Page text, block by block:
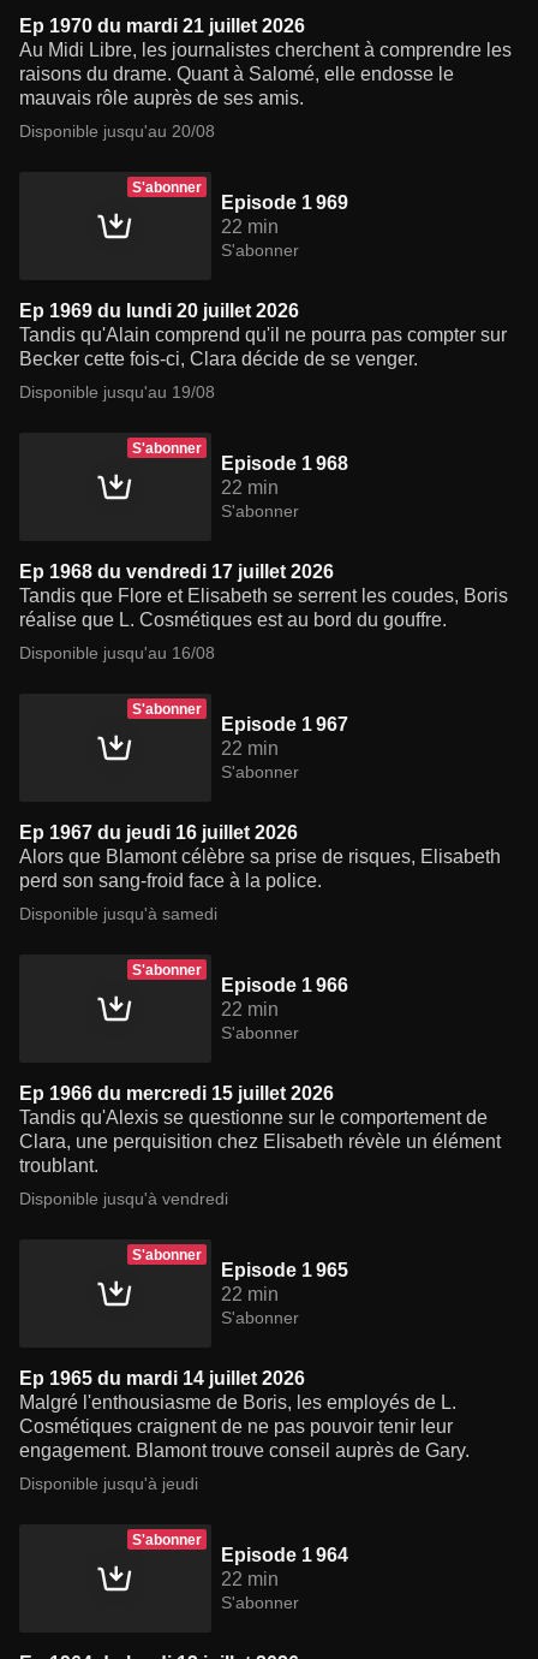
Ep 1970 du mardi 21 juillet 2026
Au Midi Libre, les journalistes cherchent à comprendre les
raisons du drame. Quant à Salomé, elle endosse le
mauvais rôle auprès de ses amis.
Disponible jusqu'au 20/08
S'abonner
Episode 1 969
22 min
S'abonner
Ep 1969 du lundi 20 juillet 2026
Tandis qu'Alain comprend qu'il ne pourra pas compter sur
Becker cette fois-ci, Clara décide de se venger.
Disponible jusqu'au 19/08
S'abonner
Episode 1 968
22 min
S'abonner
Ep 1968 du vendredi 17 juillet 2026
Tandis que Flore et Elisabeth se serrent les coudes, Boris
réalise que L. Cosmétiques est au bord du gouffre.
Disponible jusqu'au 16/08
S'abonner
Episode 1 967
22 min
S'abonner
Ep 1967 du jeudi 16 juillet 2026
Alors que Blamont célèbre sa prise de risques, Elisabeth
perd son sang-froid face à la police.
Disponible jusqu'à samedi
S'abonner
Episode 1 966
22 min
S'abonner
Ep 1966 du mercredi 15 juillet 2026
Tandis qu'Alexis se questionne sur le comportement de
Clara, une perquisition chez Elisabeth révèle un élément
troublant.
Disponible jusqu'à vendredi
S'abonner
Episode 1 965
22 min
S'abonner
Ep 1965 du mardi 14 juillet 2026
Malgré l'enthousiasme de Boris, les employés de L.
Cosmétiques craignent de ne pas pouvoir tenir leur
engagement. Blamont trouve conseil auprès de Gary.
Disponible jusqu'à jeudi
S'abonner
Episode 1 964
22 min
S'abonner